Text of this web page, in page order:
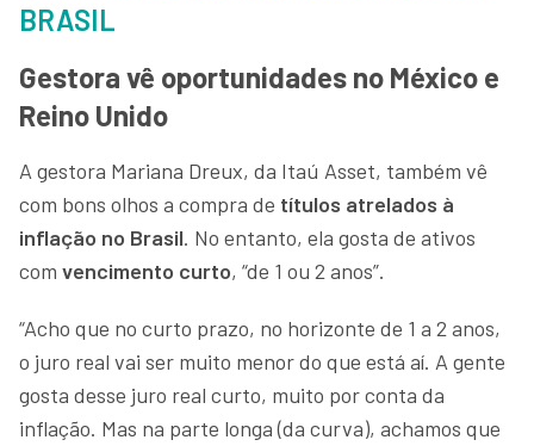
BRASIL
Gestora vê oportunidades no México e
Reino Unido
A gestora Mariana Dreux, da Itaú Asset, também vê
com bons olhos a compra de títulos atrelados à
inflação no Brasil. No entanto, ela gosta de ativos
com vencimento curto, “de 1 ou 2 anos”.
“Acho que no curto prazo, no horizonte de 1 a 2 anos,
o juro real vai ser muito menor do que está aí. A gente
gosta desse juro real curto, muito por conta da
inflação. Mas na parte longa (da curva), achamos que